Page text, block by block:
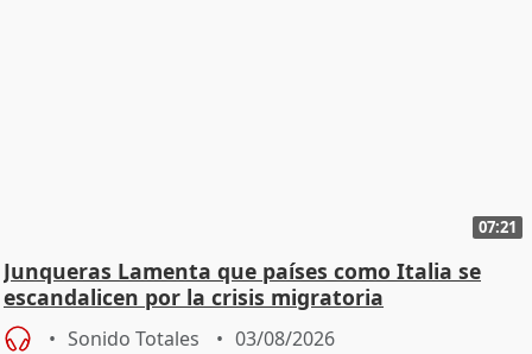
07:21
Junqueras Lamenta que países como Italia se
escandalicen por la crisis migratoria
Sonido Totales 03/08/2026